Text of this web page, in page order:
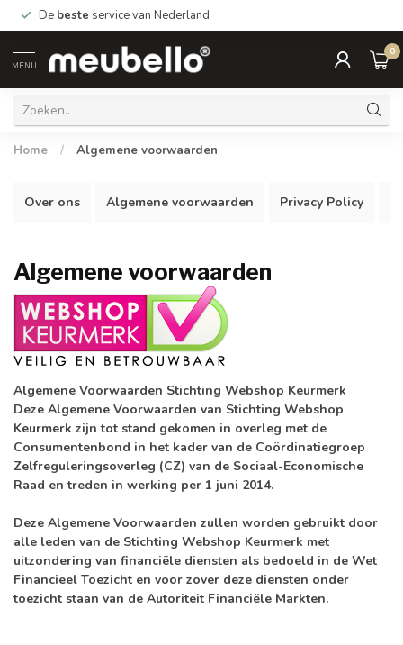
*Gratisbezorging Nederland vanaf €99.- België vanaf €999,-
MENU
0
Home / Algemene voorwaarden
Over ons Algemene voorwaarden Privacy Policy
Algemene voorwaarden
Algemene Voorwaarden Stichting Webshop Keurmerk
Deze Algemene Voorwaarden van Stichting Webshop
Keurmerk zijn tot stand gekomen in overleg met de
Consumentenbond in het kader van de Coördinatiegroep
Zelfreguleringsoverleg (CZ) van de Sociaal-Economische
Raad en treden in werking per 1 juni 2014.
Deze Algemene Voorwaarden zullen worden gebruikt door
alle leden van de Stichting Webshop Keurmerk met
uitzondering van financiële diensten als bedoeld in de Wet
Financieel Toezicht en voor zover deze diensten onder
toezicht staan van de Autoriteit Financiële Markten.